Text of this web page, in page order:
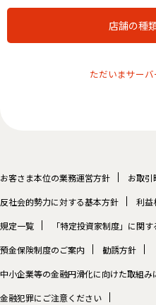
店舗の種
ただいまサーバ
お客さま本位の業務運営方針
お取引
反社会的勢力に対する基本方針
利益
規定一覧
「特定投資家制度」に関
預金保険制度のご案内
勧誘方針
中小企業等の金融円滑化に向けた取組み
金融犯罪にご注意ください